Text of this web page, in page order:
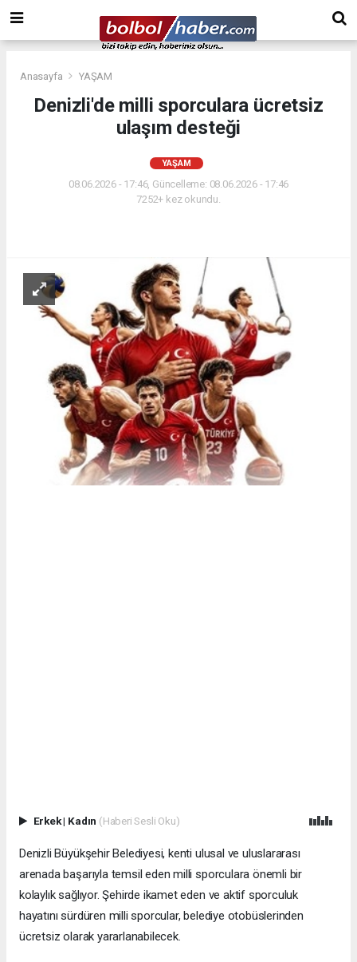
Anasayfa YAŞAM
Denizli'de milli sporculara ücretsiz
ulaşım desteği
YAŞAM
08.06.2026 - 17:46, Güncelleme: 08.06.2026 - 17:46
7252+ kez okundu.
Erkek| Kadın (Haberi Sesli Oku)
Denizli Büyükşehir Belediyesi, kenti ulusal ve uluslararası
arenada başarıyla temsil eden milli sporculara önemli bir
kolaylık sağlıyor. Şehirde ikamet eden ve aktif sporculuk
hayatını sürdüren milli sporcular, belediye otobüslerinden
ücretsiz olarak yararlanabilecek.